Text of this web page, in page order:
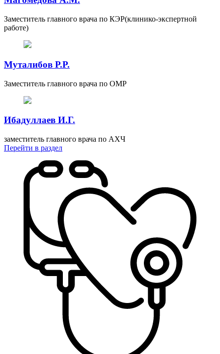
Заместитель главного врача по КЭР(клинико-экспертной
работе)
Муталибов Р.Р.
Заместитель главного врача по ОМР
Ибадуллаев И.Г.
заместитель главного врача по АХЧ
Перейти в раздел